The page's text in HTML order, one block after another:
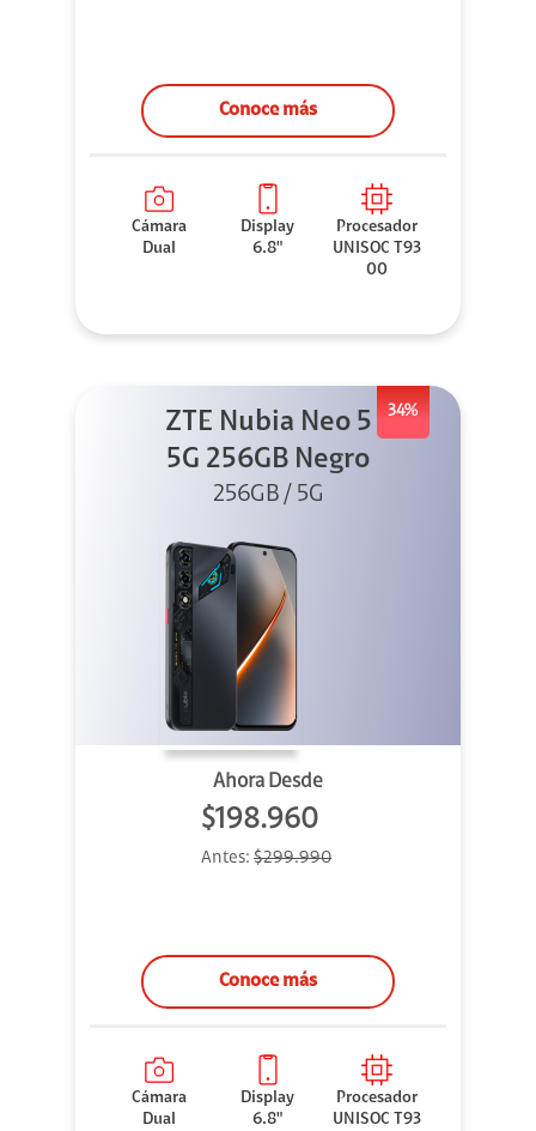
Conoce más
Cámara
Dual
Display
6.8"
Procesador
UNISOC T93
00
34%
ZTE Nubia Neo 5
5G 256GB Negro
256GB / 5G
Ahora Desde
$198.960
Antes: $299.990
Conoce más
Cámara
Dual
Display
6.8"
Procesador
UNISOC T93